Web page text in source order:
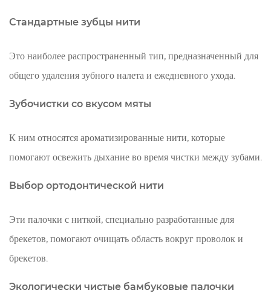
Стандартные зубцы нити
Это наиболее распространенный тип, предназначенный для
общего удаления зубного налета и ежедневного ухода.
Зубочистки со вкусом мяты
К ним относятся ароматизированные нити, которые
помогают освежить дыхание во время чистки между зубами.
Выбор ортодонтической нити
Эти палочки с ниткой, специально разработанные для
брекетов, помогают очищать область вокруг проволок и
брекетов.
Экологически чистые бамбуковые палочки